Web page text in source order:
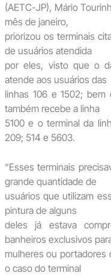
(AETC-JP), Mário
mês de janeiro,
priorizou os terminais
de usuários atendida
por eles, visto que o
atende aos usuários das
linhas 106 e 1502;
também recebe a linha
5100 e o terminal da
209; 514 e 5603.
“Esses terminais
grande quantidade de
usuários que utilizam
pintura de alguns
deles já estava
banheiros exclusivos
mulheres ou portadores
o caso do terminal